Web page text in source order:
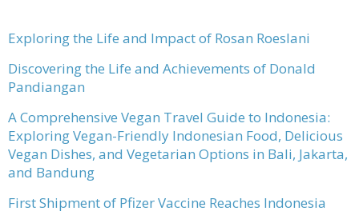
Exploring the Life and Impact of Rosan Roeslani
Discovering the Life and Achievements of Donald
Pandiangan
A Comprehensive Vegan Travel Guide to Indonesia:
Exploring Vegan-Friendly Indonesian Food, Delicious
Vegan Dishes, and Vegetarian Options in Bali, Jakarta,
and Bandung
First Shipment of Pfizer Vaccine Reaches Indonesia